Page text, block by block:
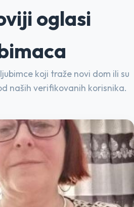
oglasi
koji traže novi dom ili su
naših verifikovanih korisnika.